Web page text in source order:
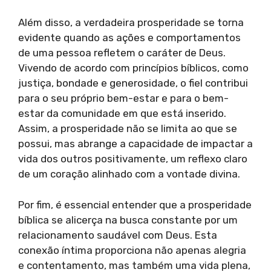
Além disso, a verdadeira prosperidade se torna
evidente quando as ações e comportamentos
de uma pessoa refletem o caráter de Deus.
Vivendo de acordo com princípios bíblicos, como
justiça, bondade e generosidade, o fiel contribui
para o seu próprio bem-estar e para o bem-
estar da comunidade em que está inserido.
Assim, a prosperidade não se limita ao que se
possui, mas abrange a capacidade de impactar a
vida dos outros positivamente, um reflexo claro
de um coração alinhado com a vontade divina.
Por fim, é essencial entender que a prosperidade
bíblica se alicerça na busca constante por um
relacionamento saudável com Deus. Esta
conexão íntima proporciona não apenas alegria
e contentamento, mas também uma vida plena,